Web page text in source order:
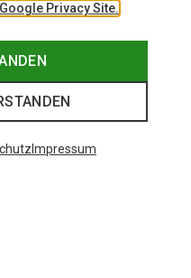
Google Privacy Site.
Impressum